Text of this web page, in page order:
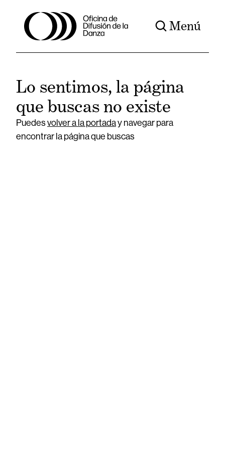
Menú
Lo sentimos, la página
que buscas no existe
Puedesvolver a la portaday navegar para
encontrar la página que buscas